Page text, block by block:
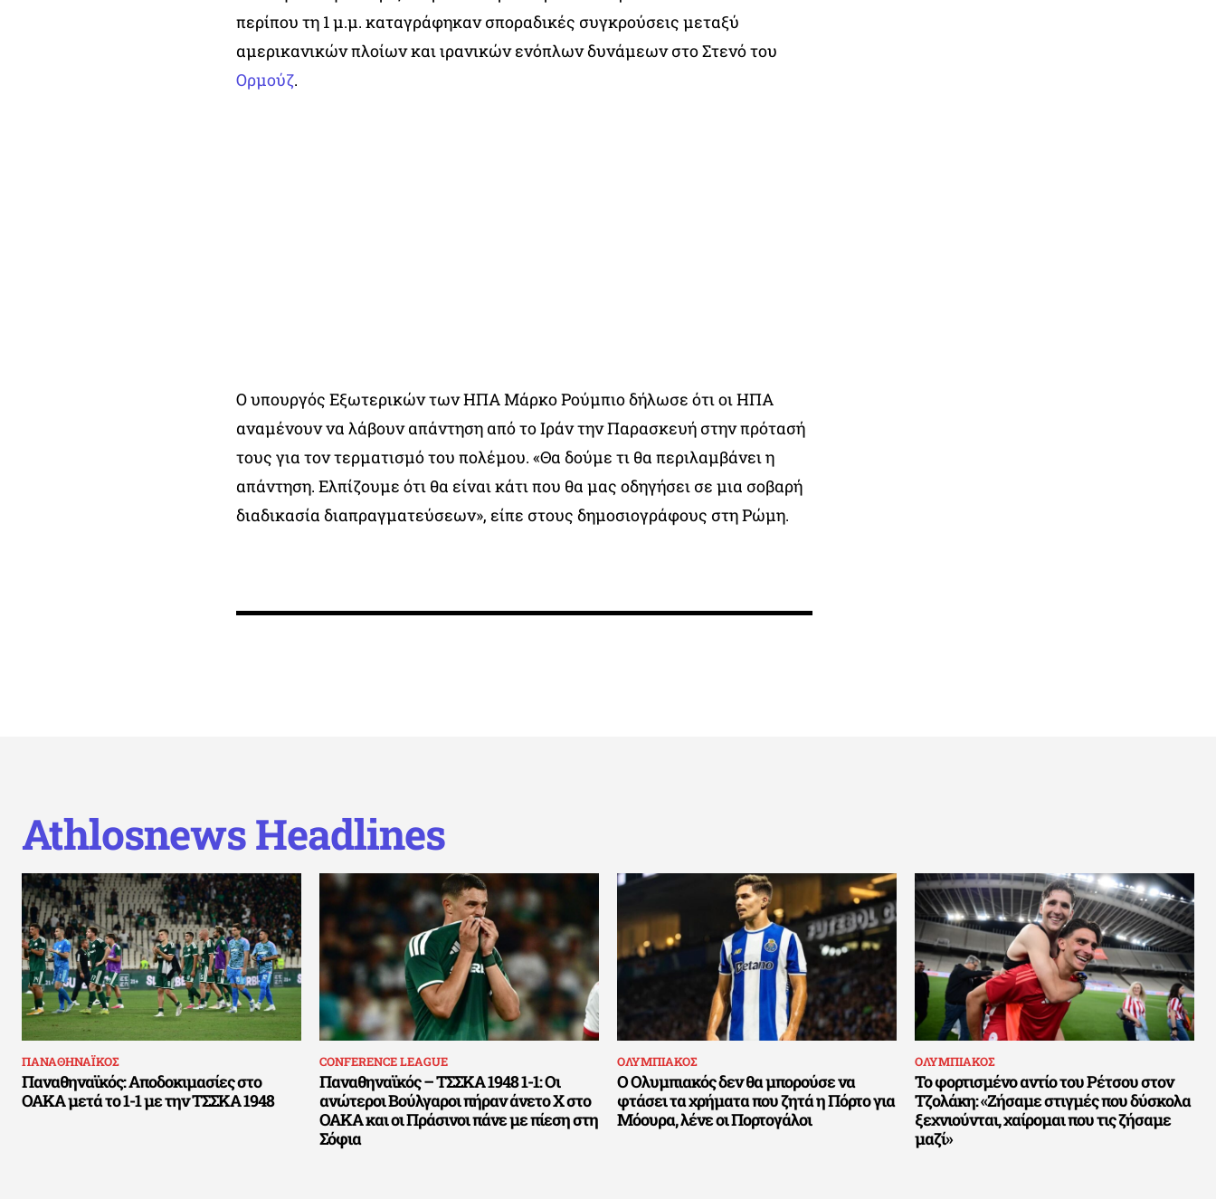
περίπου τη 1 μ.μ. καταγράφηκαν σποραδικές συγκρούσεις μεταξύ
αμερικανικών πλοίων και ιρανικών ενόπλων δυνάμεων στο Στενό του
Ορμούζ.
Ο υπουργός Εξωτερικών των ΗΠΑ Μάρκο Ρούμπιο δήλωσε ότι οι ΗΠΑ
αναμένουν να λάβουν απάντηση από το Ιράν την Παρασκευή στην πρότασή
τους για τον τερματισμό του πολέμου. «Θα δούμε τι θα περιλαμβάνει η
απάντηση. Ελπίζουμε ότι θα είναι κάτι που θα μας οδηγήσει σε μια σοβαρή
διαδικασία διαπραγματεύσεων», είπε στους δημοσιογράφους στη Ρώμη.
Athlosnews Headlines
ΠΑΝΑΘΗΝΑΪΚΟΣ
Παναθηναϊκός: Αποδοκιμασίες στο
ΟΑΚΑ μετά το 1-1 με την ΤΣΣΚΑ 1948
CONFERENCE LEAGUE
Παναθηναϊκός – ΤΣΣΚΑ 1948 1-1: Οι
ανώτεροι Βούλγαροι πήραν άνετο Χ στο
ΟΑΚΑ και οι Πράσινοι πάνε με πίεση στη
Σόφια
ΟΛΥΜΠΙΑΚΟΣ
Ο Ολυμπιακός δεν θα μπορούσε να
φτάσει τα χρήματα που ζητά η Πόρτο για
Μόουρα, λένε οι Πορτογάλοι
ΟΛΥΜΠΙΑΚΟΣ
Το φορτισμένο αντίο του Ρέτσου στον
Τζολάκη: «Ζήσαμε στιγμές που δύσκολα
ξεχνιούνται, χαίρομαι που τις ζήσαμε
μαζί»